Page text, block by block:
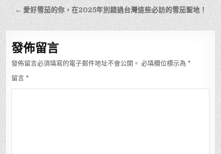
章
導
覽
← 愛好雪茄的你，在2025年別錯過台灣這些必訪的雪茄聖地！
發佈留言
發佈留言必須填寫的電子郵件地址不會公開。 必填欄位標示為 *
留言 *